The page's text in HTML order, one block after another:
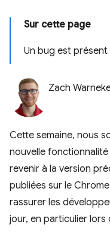
Sur cette page
Un bug est
Zach
Cette semaine, nous
nouvelle
revenir à la version
publiées sur le
rassurer les
jour, en particulier lors